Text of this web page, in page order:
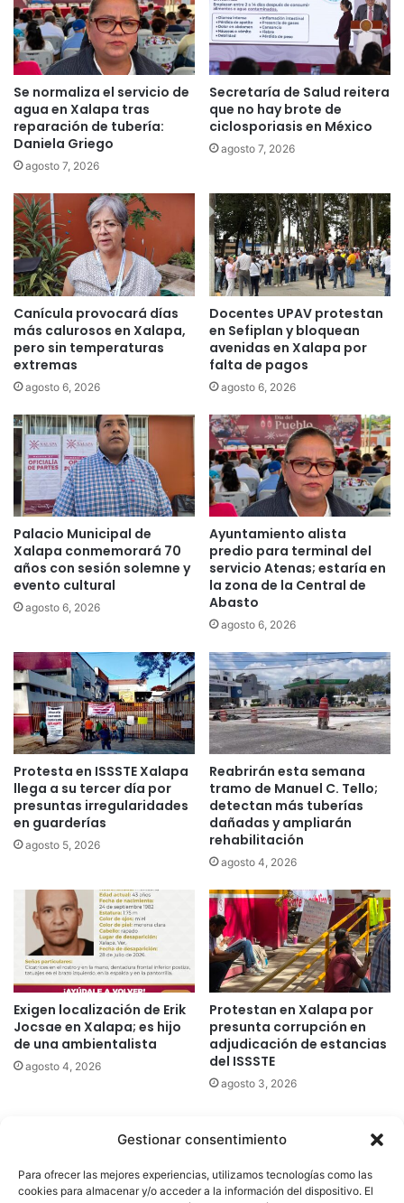
Gestionar consentimiento
Para ofrecer las mejores experiencias, utilizamos tecnologías como las
cookies para almacenar y/o acceder a la información del dispositivo. El
Se normaliza el servicio de
agua en Xalapa tras
reparación de tubería:
Daniela Griego
agosto 7, 2026
Secretaría de Salud reitera
que no hay brote de
ciclosporiasis en México
agosto 7, 2026
Canícula provocará días
más calurosos en Xalapa,
pero sin temperaturas
extremas
agosto 6, 2026
Docentes UPAV protestan
en Sefiplan y bloquean
avenidas en Xalapa por
falta de pagos
agosto 6, 2026
Palacio Municipal de
Xalapa conmemorará 70
años con sesión solemne y
evento cultural
agosto 6, 2026
Ayuntamiento alista
predio para terminal del
servicio Atenas; estaría en
la zona de la Central de
Abasto
agosto 6, 2026
Protesta en ISSSTE Xalapa
llega a su tercer día por
presuntas irregularidades
en guarderías
agosto 5, 2026
Reabrirán esta semana
tramo de Manuel C. Tello;
detectan más tuberías
dañadas y ampliarán
rehabilitación
agosto 4, 2026
Exigen localización de Erik
Jocsae en Xalapa; es hijo
de una ambientalista
agosto 4, 2026
Protestan en Xalapa por
presunta corrupción en
adjudicación de estancias
del ISSSTE
agosto 3, 2026
derechos reservados